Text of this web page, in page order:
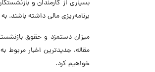
بسیاری از کارمندان و
برنامه‌ریزی مالی داشته
خواهیم کرد.